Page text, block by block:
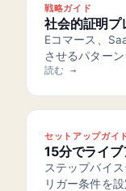
戦略ガイド
社会的証明プ
Eコマース、
させるパター
読む →
セットアップガイ
15分でライ
ステップバイ
リガー条件を